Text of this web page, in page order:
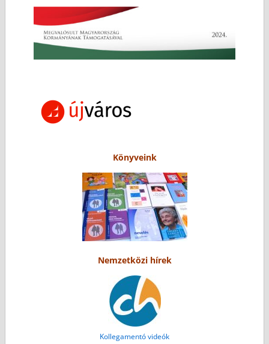
Könyveink
Nemzetközi hírek
Kollegamentó videók